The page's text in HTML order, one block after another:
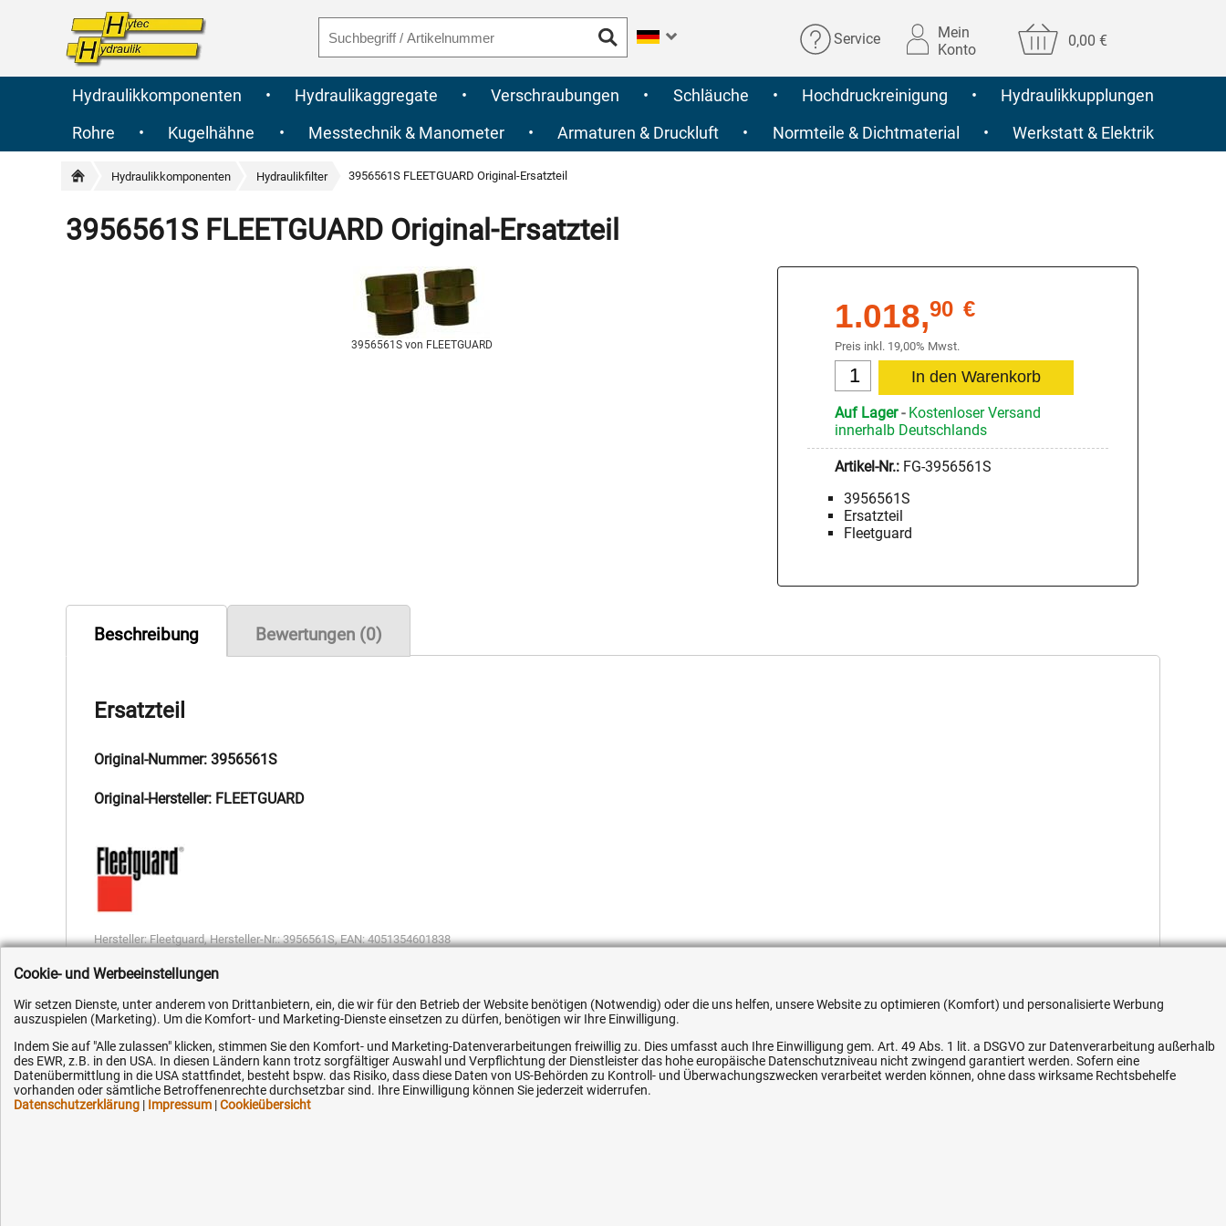
Service
Mein
Konto
0,00 €
Hydraulikkomponenten • Hydraulikaggregate • Verschraubungen • Schläuche • Hochdruckreinigung •
Hydraulikkupplungen
Rohre
• Kugelhähne • Messtechnik & Manometer • Armaturen & Druckluft • Normteile & Dichtmaterial • Werkstatt & Elektrik
Hydraulikkomponenten Hydraulikfilter 3956561S FLEETGUARD Original-Ersatzteil
3956561S FLEETGUARD Original-Ersatzteil
3956561S von FLEETGUARD
1.018,90 €
Preis inkl. 19,00% Mwst.
Auf Lager- Kostenloser Versand
innerhalb Deutschlands
Artikel-Nr.: FG-3956561S
3956561S
Ersatzteil
Fleetguard
Beschreibung
Ersatzteil
Original-Nummer: 3956561S
Original-Hersteller: FLEETGUARD
Hersteller: Fleetguard,Hersteller-Nr.: 3956561S,EAN: 4051354601838
Bewertungen (0)
Kundenhotline (Festnetz):
+49 (0) 5351 - 523 520
Hilfe & Service
Versandkosten
Ihre Hytec-Hydraulik Vorteile
Schneller Versand, meist am selben Tag
Flexible Zahlung
Cookie- und Werbeeinstellungen
Wir setzen Dienste, unter anderem von Drittanbietern, ein, die wir für den Betrieb der Website benötigen (Notwendig) oder die uns helfen, unsere Website zu optimieren (Komfort) und personalisierte Werbung
auszuspielen (Marketing). Um die Komfort- und Marketing-Dienste einsetzen zu dürfen, benötigen wir Ihre Einwilligung.
Indem Sie auf "Alle zulassen" klicken, stimmen Sie den Komfort- und Marketing-Datenverarbeitungen freiwillig zu. Dies umfasst auch Ihre Einwilligung gem. Art. 49 Abs. 1 lit. a DSGVO zur Datenverarbeitung außerhalb
des EWR, z.B. in den USA. In diesen Ländern kann trotz sorgfältiger Auswahl und Verpflichtung der Dienstleister das hohe europäische Datenschutzniveau nicht zwingend garantiert werden. Sofern eine
Datenübermittlung in die USA stattfindet, besteht bspw. das Risiko, dass diese Daten von US-Behörden zu Kontroll- und Überwachungszwecken verarbeitet werden können, ohne dass wirksame Rechtsbehelfe
vorhanden oder sämtliche Betroffenenrechte durchsetzbar sind. Ihre Einwilligung können Sie jederzeit widerrufen.
Datenschutzerklärung | Impressum |Cookieübersicht